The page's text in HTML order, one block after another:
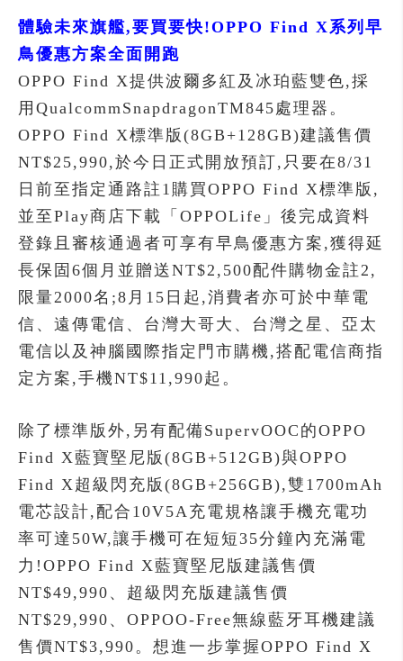
體驗未來旗艦,要買要快!OPPO Find X系列早
鳥優惠方案全面開跑
OPPO Find X提供波爾多紅及冰珀藍雙色,採
用QualcommSnapdragonTM845處理器。
OPPO Find X標準版(8GB+128GB)建議售價
NT$25,990,於今日正式開放預訂,只要在8/31
日前至指定通路註1購買OPPO Find X標準版,
並至Play商店下載「OPPOLife」後完成資料
登錄且審核通過者可享有早鳥優惠方案,獲得延
長保固6個月並贈送NT$2,500配件購物金註2,
限量2000名;8月15日起,消費者亦可於中華電
信、遠傳電信、台灣大哥大、台灣之星、亞太
電信以及神腦國際指定門市購機,搭配電信商指
定方案,手機NT$11,990起。
除了標準版外,另有配備SupervOOC的OPPO
Find X藍寶堅尼版(8GB+512GB)與OPPO
Find X超級閃充版(8GB+256GB),雙1700mAh
電芯設計,配合10V5A充電規格讓手機充電功
率可達50W,讓手機可在短短35分鐘內充滿電
力!OPPO Find X藍寶堅尼版建議售價
NT$49,990、超級閃充版建議售價
NT$29,990、OPPOO-Free無線藍牙耳機建議
售價NT$3,990。想進一步掌握OPPO Find X